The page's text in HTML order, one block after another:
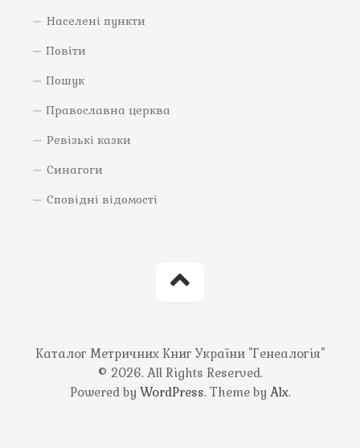
Населені пункти
Повіти
Пошук
Православна церква
Ревізькі казки
Синагоги
Сповідні відомості
Каталог Метричних Книг України "Генеалогія"
© 2026. All Rights Reserved.
Powered by WordPress. Theme by Alx.